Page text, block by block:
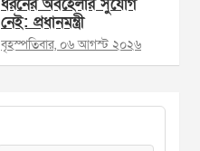
ধরনের অবহেলার সুযোগ
নেই: প্রধানমন্ত্রী
বৃহস্পতিবার, ০৬ আগস্ট ২০২৬